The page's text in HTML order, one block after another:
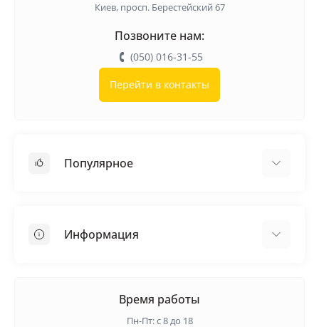
Киев, просп. Берестейский 67
Позвоните нам:
(050) 016-31-55
Перейти в контакты
Популярное
Самовыравнивающая смесь
Информация
Время работы
Пн-Пт: с 8 до 18